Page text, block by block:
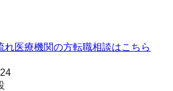
れ医療機関の方転職相談はこちら